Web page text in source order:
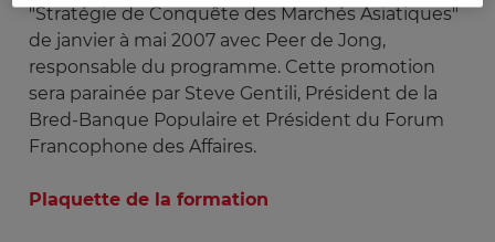
"Stratégie de Conquête des Marchés Asiatiques"
de janvier à mai 2007 avec Peer de Jong,
responsable du programme. Cette promotion
sera parainée par Steve Gentili, Président de la
Bred-Banque Populaire et Président du Forum
Francophone des Affaires.
Plaquette de la formation